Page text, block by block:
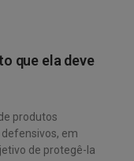
que ela deve
produtos
em
de protegê-la